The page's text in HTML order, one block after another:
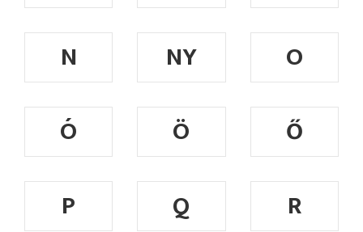
N
NY
O
Ó
Ö
Ő
P
Q
R